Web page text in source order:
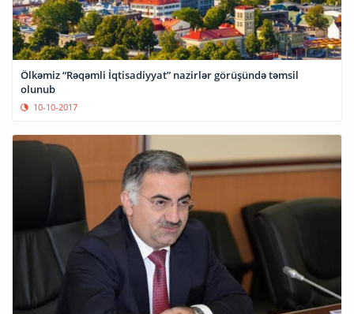
Ölkəmiz “Rəqəmli İqtisadiyyat” nazirlər görüşündə təmsil
olunub
10-10-2017